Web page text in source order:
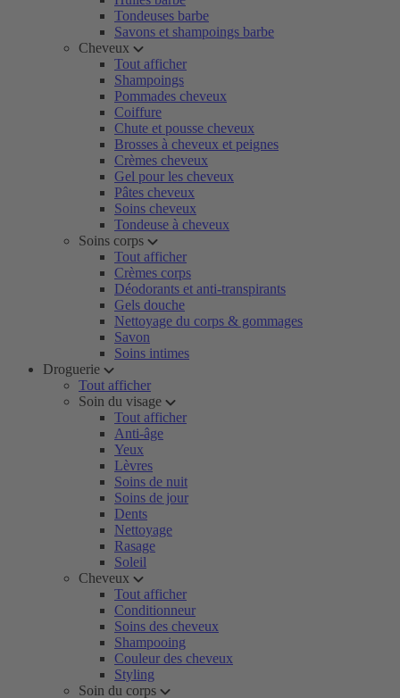
Tondeuses barbe
Savons et shampoings barbe
Cheveux
Tout afficher
Shampoings
Pommades cheveux
Coiffure
Chute et pousse cheveux
Brosses à cheveux et peignes
Crèmes cheveux
Gel pour les cheveux
Pâtes cheveux
Soins cheveux
Tondeuse à cheveux
Soins corps
Tout afficher
Crèmes corps
Déodorants et anti-transpirants
Gels douche
Nettoyage du corps & gommages
Savon
Soins intimes
Droguerie
Tout afficher
Soin du visage
Tout afficher
Anti-âge
Yeux
Lèvres
Soins de nuit
Soins de jour
Dents
Nettoyage
Rasage
Soleil
Cheveux
Tout afficher
Conditionneur
Soins des cheveux
Shampooing
Couleur des cheveux
Styling
Soin du corps